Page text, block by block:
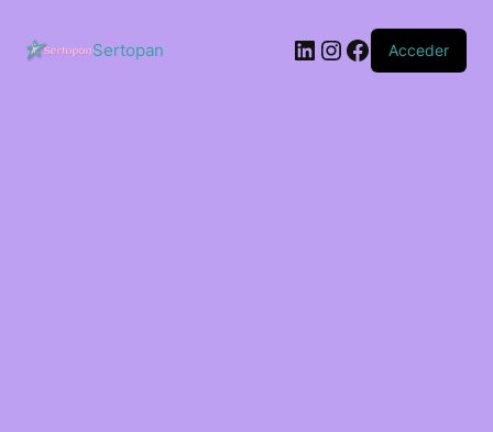
contenido
Sertopan LinkedIn
Instagram
Facebook
Acceder